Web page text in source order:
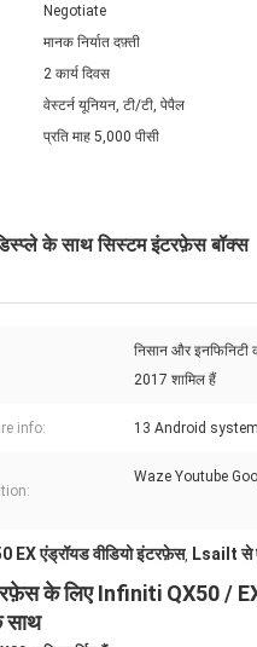
Negotiate
मानक निर्यात दफ़्ती
2 कार्य दिवस
वेस्टर्न यूनियन, टी/टी, पेपैल
प्रति माह 5,000 पीसी
के साथ सिस्टम इंटरफ़ेस बॉक्स
निसान और
2017 शामिल हैं
info: 13 Android
Waze Youtube
EX एंड्रॉयड वीडियो इंटरफ़ेस, Lsailt से
के लिए Infiniti QX50 /
साथ